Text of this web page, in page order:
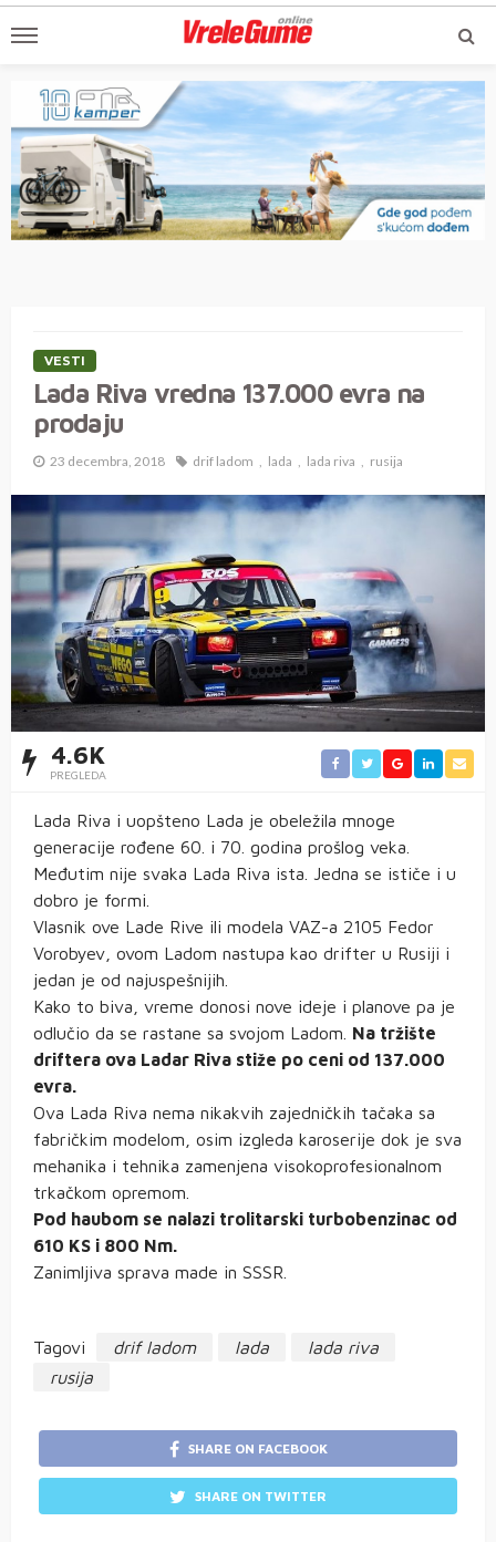
VESTI
Lada Riva vredna 137.000 evra na
prodaju
23 decembra, 2018 drif ladom lada lada riva rusija
4.6K
PREGLEDA
Lada Riva i uopšteno Lada je obeležila mnoge
generacije rođene 60. i 70. godina prošlog veka.
Međutim nije svaka Lada Riva ista. Jedna se ističe i u
dobro je formi.
Vlasnik ove Lade Rive ili modela VAZ-a 2105 Fedor
Vorobyev, ovom Ladom nastupa kao drifter u Rusiji i
jedan je od najuspešnijih.
Kako to biva, vreme donosi nove ideje i planove pa je
odlučio da se rastane sa svojom Ladom. Na tržište
driftera ova Ladar Riva stiže po ceni od 137.000
evra.
Ova Lada Riva nema nikakvih zajedničkih tačaka sa
fabričkim modelom, osim izgleda karoserije dok je sva
mehanika i tehnika zamenjena visokoprofesionalnom
trkačkom opremom.
Pod haubom se nalazi trolitarski turbobenzinac od
610 KS i 800 Nm.
Zanimljiva sprava made in SSSR.
Tagovi drif ladom lada
lada riva
rusija
SHARE ON FACEBOOK
SHARE ON TWITTER